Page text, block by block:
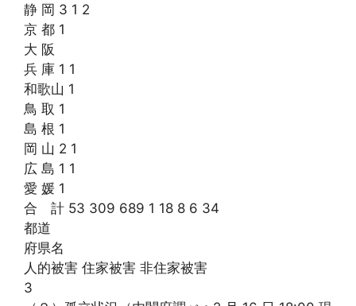
静 岡 3 1 2
京 都 1
大 阪
兵 庫 1 1
和歌山 1
鳥 取 1
島 根 1
岡 山 2 1
広 島 1 1
愛 媛 1
合 計 53 309 689 1 18 8 6 34
都道
府県名
人的被害 住家被害 非住家被害
3